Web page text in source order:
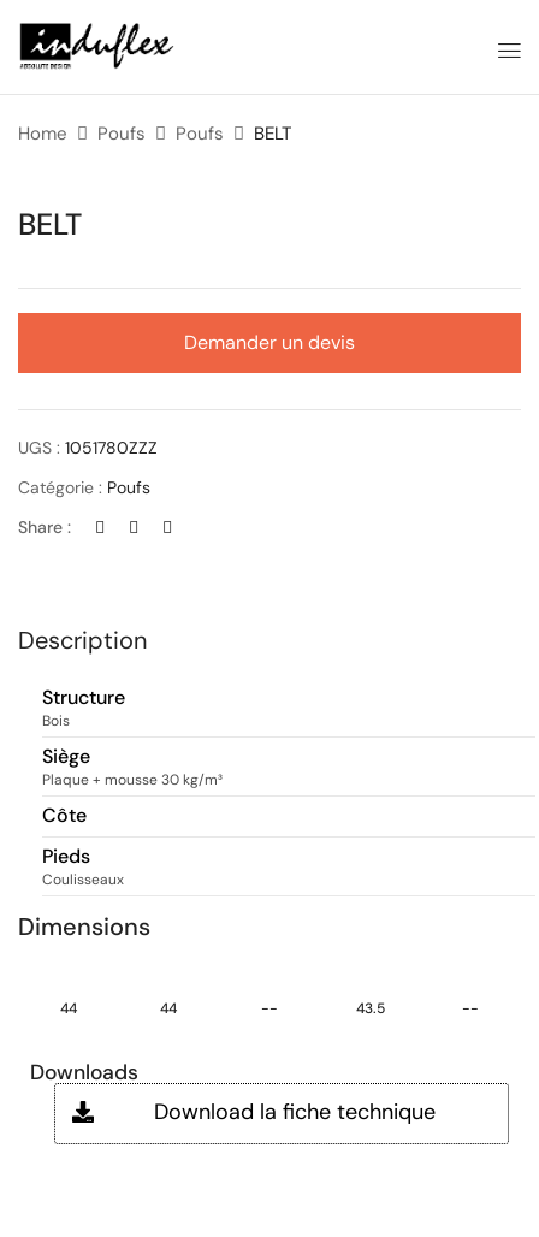
Home Poufs Poufs BELT
BELT
Demander un devis
UGS : 1051780ZZZ
Catégorie : Poufs
Share :
Description
Structure
Bois
Siège
Plaque + mousse 30 kg/m³
Côte
Pieds
Coulisseaux
Dimensions
44 44 -- 43.5 --
Downloads
Download la fiche technique